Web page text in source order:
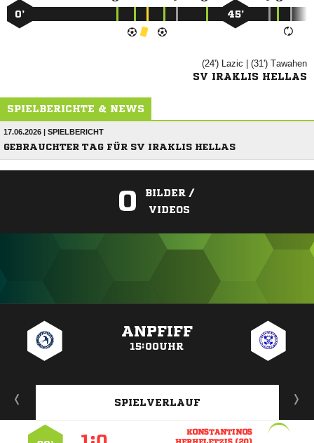
0’ 45’
(24')  | (31') 
SV IRAKLIS HELLAS
SPIELBERICHTE & NEWS
17.06.2026 | SPIELBERICHT
GEBRAUCHTER TAG FÜR SV IRAKLIS HELLAS
0
BILDER /
VIDEOS
ANPFIFF
15:00UHR
SPIELVERLAUF
